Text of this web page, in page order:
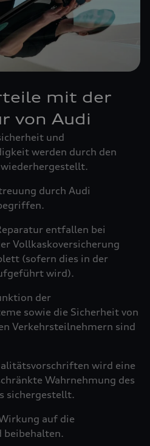
mit der
von Audi
und
werden durch den
durch Audi
entfallen bei
Vollkaskoversicherung
(sofern dies in der
wird).
der
sowie die Sicherheit von
Verkehrsteilnehmern sind
wird eine
Wahrnehmung des
sichergestellt.
auf die
beibehalten.